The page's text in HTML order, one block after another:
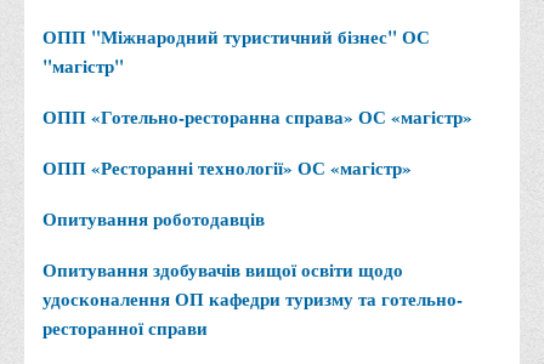
ОПП "Міжнародний туристичний бізнес" ОС
"магістр"
ОПП «Готельно-ресторанна справа» ОС «магістр»
ОПП «Ресторанні технології» ОС «магістр»
Опитування роботодавців
Опитування здобувачів вищої освіти щодо
удосконалення ОП кафедри туризму та готельно-
ресторанної справи